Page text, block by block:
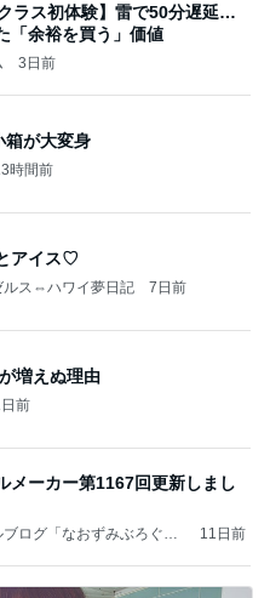
ラス初体験】雷で50分遅延…
「余裕を買う」価値
3日前
箱が大変身
時間前
アイス♡
ルス⇔ハワイ夢日記 7日前
増えぬ理由
前
メーカー第1167回更新しまし
ログ「なおずみぶろぐ」
11日前